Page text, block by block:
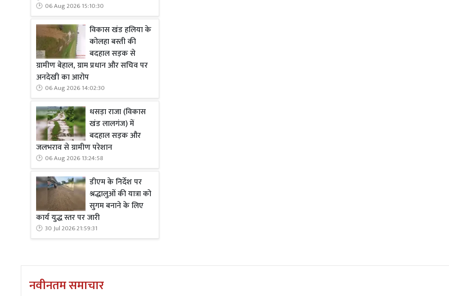
06 Aug 2026 15:10:30
विकास खंड हलिया के
कोलहा बस्ती की
बदहाल सड़क से
ग्रामीण बेहाल, ग्राम प्रधान और सचिव पर
अनदेखी का आरोप
06 Aug 2026 14:02:30
धसड़ा राजा (विकास
खंड लालगंज) में
बदहाल सड़क और
जलभराव से ग्रामीण परेशान
06 Aug 2026 13:24:58
डीएम के निर्देश पर
श्रद्धालुओं की यात्रा को
सुगम बनाने के लिए
कार्य युद्ध स्तर पर जारी
30 Jul 2026 21:59:31
नवीनतम समाचार